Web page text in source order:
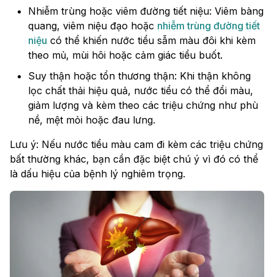
Nhiễm trùng hoặc viêm đường tiết niệu: Viêm bàng
quang, viêm niệu đạo hoặc nhiễm trùng đường tiết
niệu có thể khiến nước tiểu sẫm màu đôi khi kèm
theo mủ, mùi hôi hoặc cảm giác tiểu buốt.
Suy thận hoặc tổn thương thận: Khi thận không
lọc chất thải hiệu quả, nước tiểu có thể đổi màu,
giảm lượng và kèm theo các triệu chứng như phù
nề, mệt mỏi hoặc đau lưng.
Lưu ý: Nếu nước tiểu màu cam đi kèm các triệu chứng
bất thường khác, bạn cần đặc biệt chú ý vì đó có thể
là dấu hiệu của bệnh lý nghiêm trọng.